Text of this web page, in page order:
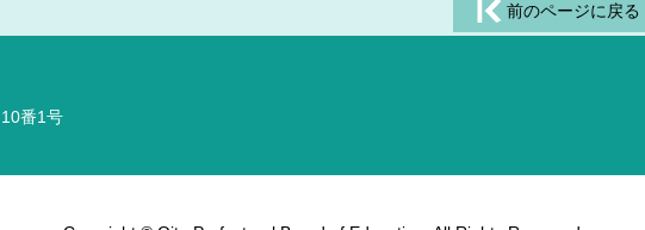
前のページに戻る
番1号